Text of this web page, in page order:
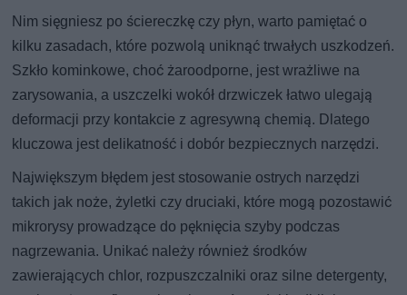
Nim sięgniesz po ściereczkę czy płyn, warto pamiętać o
kilku zasadach, które pozwolą uniknąć trwałych uszkodzeń.
Szkło kominkowe, choć żaroodporne, jest wrażliwe na
zarysowania, a uszczelki wokół drzwiczek łatwo ulegają
deformacji przy kontakcie z agresywną chemią. Dlatego
kluczowa jest delikatność i dobór bezpiecznych narzędzi.
Największym błędem jest stosowanie ostrych narzędzi
takich jak noże, żyletki czy druciaki, które mogą pozostawić
mikrorysy prowadzące do pęknięcia szyby podczas
nagrzewania. Unikać należy również środków
zawierających chlor, rozpuszczalniki oraz silne detergenty,